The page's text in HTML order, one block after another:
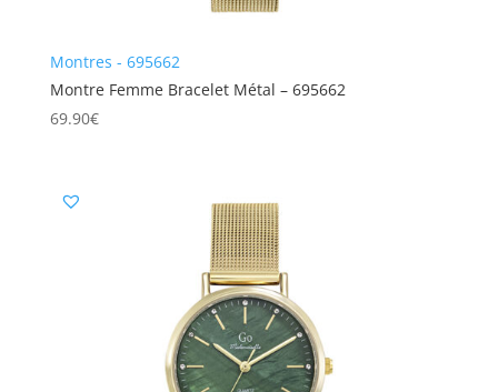
Montres - 695662
Montre Femme Bracelet Métal – 695662
69.90€